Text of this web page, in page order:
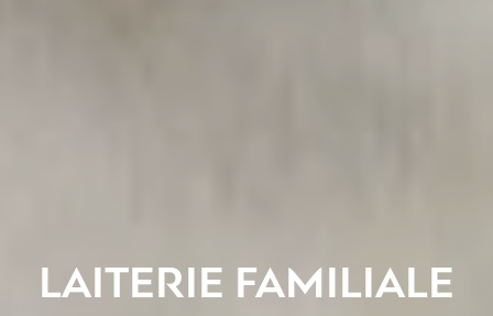
LAITERIE FAMILIALE